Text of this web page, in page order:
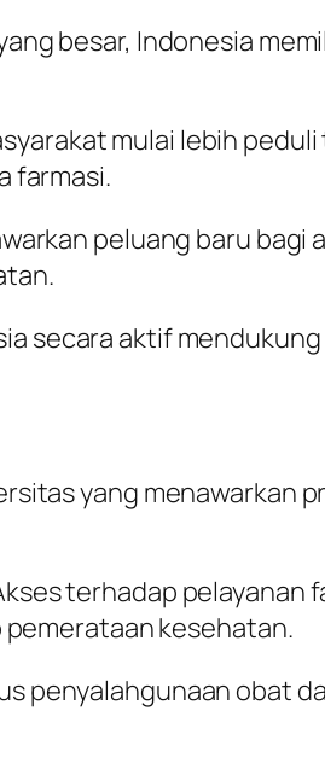
besar, Indonesia
mulai lebih
farmasi.
peluang baru
secara aktif
yang menawarkan
terhadap pelayanan
kesehatan.
penyalahgunaan obat